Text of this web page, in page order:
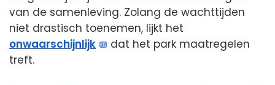
van de samenleving. Zolang de wachttijden
niet drastisch toenemen, lijkt het
onwaarschijnlijk
dat het park maatregelen
treft.